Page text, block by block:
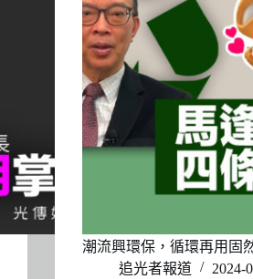
潮流興環保，循環再用固
追光者報道
2024-